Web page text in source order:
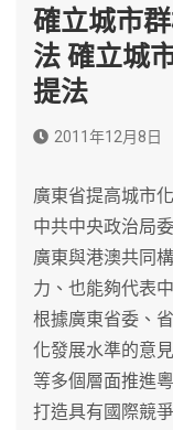
確立城市
法 確立城
提法
2011年12月8日
廣東省提高城市
中共中央政治局
廣東與港澳共同
力、也能夠代表
根據廣東省委、
化發展水準的意
等多個層面推進
打造具有國際競